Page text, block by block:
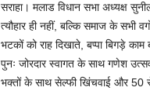
सराहा। मलाड विधान सभा अध्यक्ष
त्यौहार ही नहीं, बल्कि समाज के सभी
भटकों को राह दिखाते, बप्पा बिगड़े
पुनः जोरदार स्वागत के साथ गणेश
भक्तों के साथ सेल्फी खिंचवाई और 50 से